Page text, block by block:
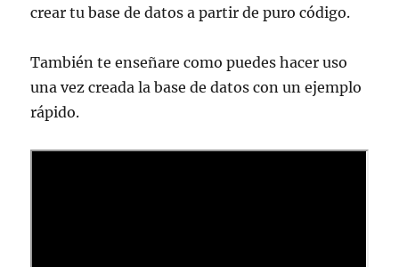
crear tu base de datos a partir de puro código.
También te enseñare como puedes hacer uso
una vez creada la base de datos con un ejemplo
rápido.